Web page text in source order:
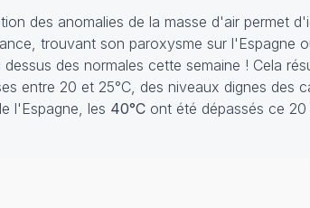
des anomalies de la masse d'air permet
trouvant son paroxysme sur l'Espagne
dessus des normales cette semaine ! Cela
entre 20 et 25°C, des niveaux dignes des
l'Espagne, les 40°C ont été dépassés ce 20